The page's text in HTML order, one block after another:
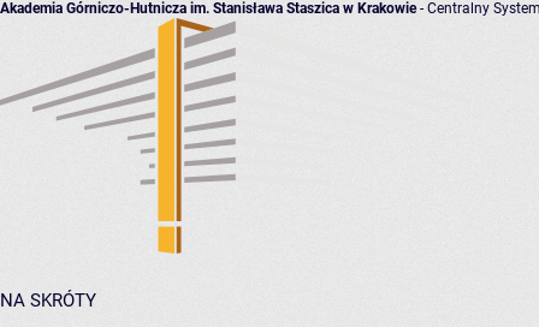
Akademia Górniczo-Hutnicza im. Stanisława Staszica w Krakowie- Centralny
NA SKRÓTY